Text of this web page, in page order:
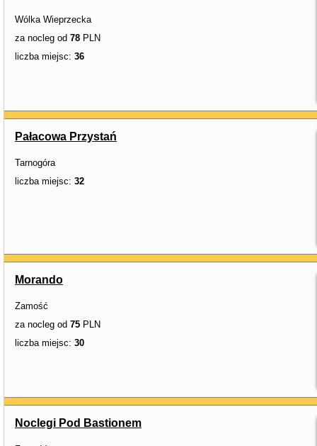
Wólka Wieprzecka
za nocleg od 78 PLN
liczba miejsc: 36
Pałacowa Przystań
Tarnogóra
liczba miejsc: 32
Morando
Zamość
za nocleg od 75 PLN
liczba miejsc: 30
Noclegi Pod Bastionem